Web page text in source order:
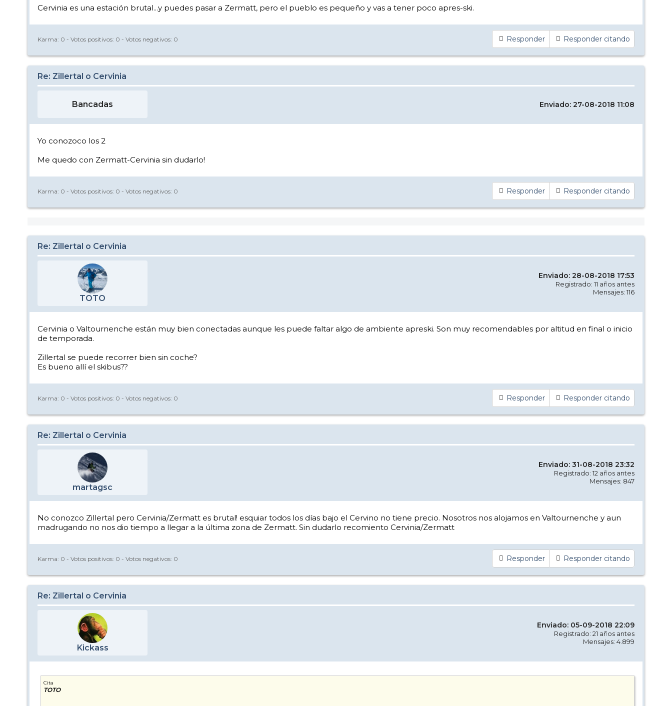
Cervinia es una estación brutal...y puedes pasar a Zermatt, pero el pueblo es pequeño y vas a tener poco apres-ski.
Responder Responder citando
Karma: 0 - Votos positivos: 0 - Votos negativos: 0
Re: Zillertal o Cervinia
Bancadas Enviado: 27-08-2018 11:08
Yo conozoco los 2
Me quedo con Zermatt-Cervinia sin dudarlo!
Responder Responder citando
Karma: 0 - Votos positivos: 0 - Votos negativos: 0
Re: Zillertal o Cervinia
TOTO
Enviado: 28-08-2018 17:53
Registrado: 11 años antes
Mensajes: 116
Cervinia o Valtournenche están muy bien conectadas aunque les puede faltar algo de ambiente apreski. Son muy recomendables por altitud en final o inicio
de temporada.
Zillertal se puede recorrer bien sin coche?
Es bueno allí el skibus??
Responder Responder citando
Karma: 0 - Votos positivos: 0 - Votos negativos: 0
Re: Zillertal o Cervinia
martagsc
Enviado: 31-08-2018 23:32
Registrado: 12 años antes
Mensajes: 847
No conozco Zillertal pero Cervinia/Zermatt es brutal! esquiar todos los días bajo el Cervino no tiene precio. Nosotros nos alojamos en Valtournenche y aun
madrugando no nos dio tiempo a llegar a la última zona de Zermatt. Sin dudarlo recomiento Cervinia/Zermatt
Responder Responder citando
Karma: 0 - Votos positivos: 0 - Votos negativos: 0
Re: Zillertal o Cervinia
Kickass
Enviado: 05-09-2018 22:09
Registrado: 21 años antes
Mensajes: 4.899
Cita
TOTO